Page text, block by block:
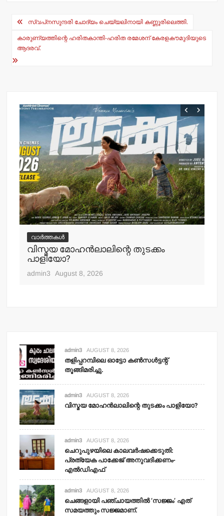
A
p
p
b
o
Post
navigation
സ്വപ്‌നസുന്ദരി ചോദ്യം ചെയ്യലിനായി കണ്ണൂരിലെത്തി.
കാരുണ്യത്തിന്റെ ഹരിതകാന്തി-ഹരിത രമേശന് കേരളകൗമുദിയുടെ
ആദരവ്.
വാർത്തകൾ
വിസ്മയ മോഹന്‍ലാലിന്റെ തുടക്കം
പാളിയോ?
admin3 August 8, 2026
admin3 AUGUST 8, 2026
തളിപ്പറമ്പിലെ ഓട്ടോ കണ്‍സള്‍ട്ടന്റ്
തൂങ്ങിമരിച്ചു.
admin3 AUGUST 8, 2026
വിസ്മയ മോഹന്‍ലാലിന്റെ തുടക്കം പാളിയോ?
admin3 AUGUST 8, 2026
ചെറുപുഴയിലെ കാലവര്‍ഷക്കെടുതി:
പ്രത്യേക പാക്കേജ് അനുവദിക്കണം-
എല്‍ഡിഎഫ്
admin3 AUGUST 8, 2026
ചെങ്ങളായി പഞ്ചായത്തില്‍ ‘സജ്ജം’ എത്
സമയത്തും സജ്ജമാണ്.